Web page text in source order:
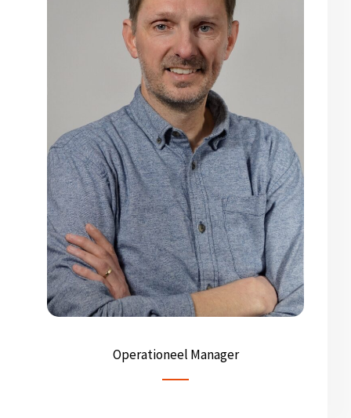
Operationeel Manager